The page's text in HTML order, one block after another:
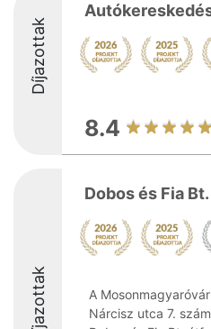
Díjazottak
8.4
Díjazottak
Dobos és Fia Bt.
A
Nárcisz utca 7.